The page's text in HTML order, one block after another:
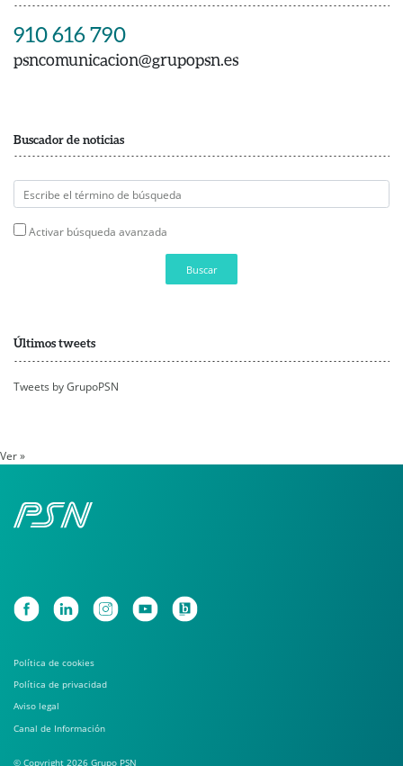
910 616 790
psncomunicacion@grupopsn.es
Buscador de noticias
Activar búsqueda avanzada
Buscar
Últimos tweets
Tweets by GrupoPSN
Ver »
Política de cookies
Política de privacidad
Aviso legal
Canal de Información
© Copyright 2026 Grupo PSN